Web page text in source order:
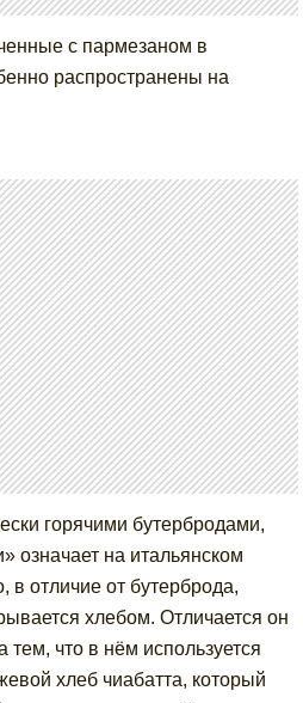
с пармезаном в
распространены на
горячими бутербродами,
означает на итальянском
отличие от бутерброда,
хлебом. Отличается он
тем, что в нём используется
хлеб чиабатта, который